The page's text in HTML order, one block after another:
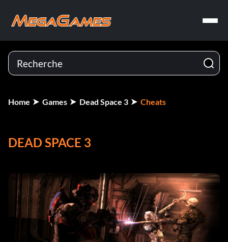
Home Games Dead Space 3 Cheats
DEAD SPACE 3